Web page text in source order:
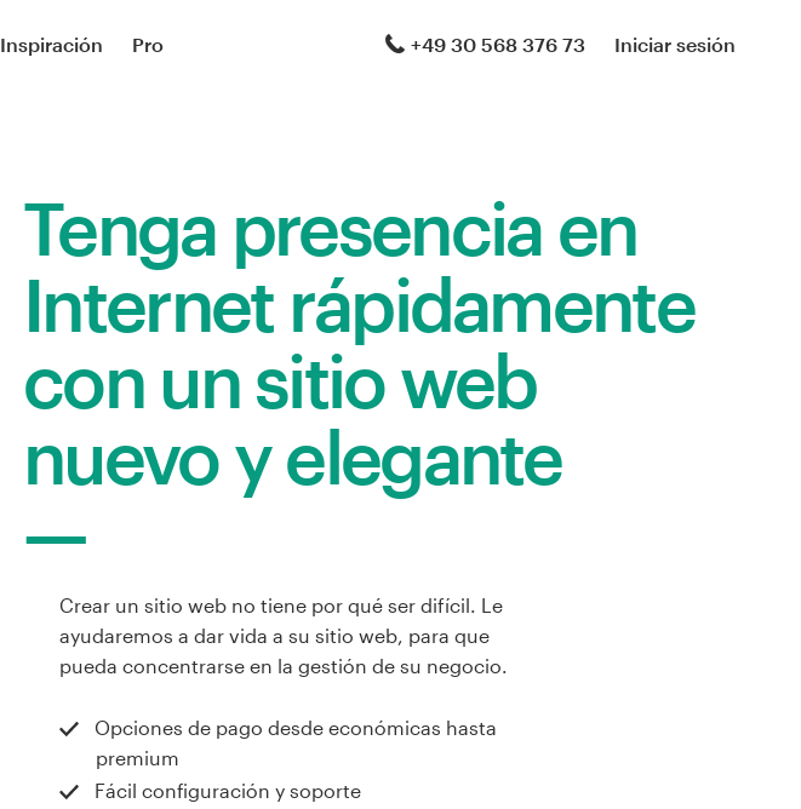
Inspiración Pro +49 30 568 376 73 Iniciar sesión
Tenga presencia en
Internet rápidamente
con un sitio web
nuevo y elegante
Crear un sitio web no tiene por qué ser difícil. Le
ayudaremos a dar vida a su sitio web, para que
pueda concentrarse en la gestión de su negocio.
Opciones de pago desde económicas hasta
premium
Fácil configuración y soporte